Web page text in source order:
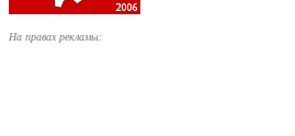
На правах рекламы: